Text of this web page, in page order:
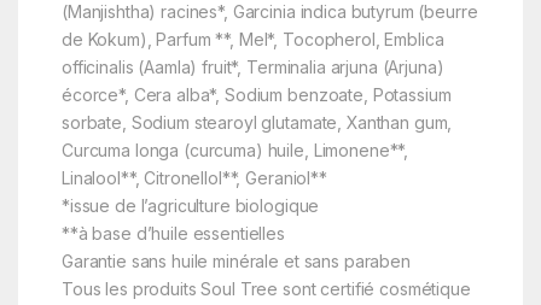
(Manjishtha) racines*, Garcinia indica butyrum (beurre
de Kokum), Parfum **, Mel*, Tocopherol, Emblica
officinalis (Aamla) fruit*, Terminalia arjuna (Arjuna)
écorce*, Cera alba*, Sodium benzoate, Potassium
sorbate, Sodium stearoyl glutamate, Xanthan gum,
Curcuma longa (curcuma) huile, Limonene**,
Linalool**, Citronellol**, Geraniol**
*issue de l’agriculture biologique
**à base d’huile essentielles
Garantie sans huile minérale et sans paraben
Tous les produits Soul Tree sont certifié cosmétique